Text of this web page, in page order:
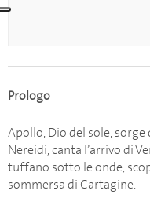
Prologo
Apollo, Dio del sole,
Nereidi, canta l’arrivo di
tuffano sotto le onde,
sommersa di Cartagine.